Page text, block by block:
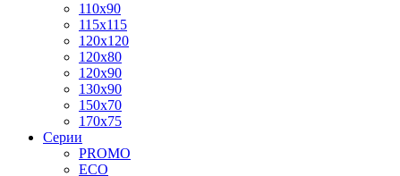
110x90
115x115
120x120
120x80
120x90
130x90
150x70
170x75
Серии
PROMO
ECO